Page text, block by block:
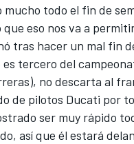
mucho todo el fin de
que eso nos va a
tras hacer un mal fin
tercero del
no descarta al
de pilotos Ducati por
ser muy rápido
así que él estará